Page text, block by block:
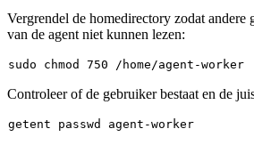
Vergrendel de homedirectory zodat andere
van de agent niet kunnen lezen:
sudo chmod
Controleer of de gebruiker bestaat en de